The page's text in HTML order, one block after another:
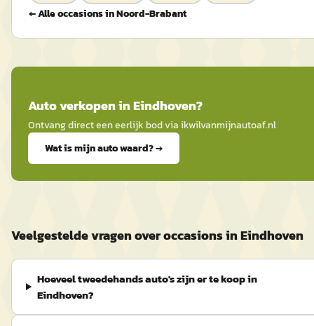
← Alle occasions inNoord-Brabant
Autoverkopen inEindhoven?
Ontvang direct een eerlijk bod viaikwilvanmijnautoaf.nl
Wat is mijn auto waard? →
Veelgestelde vragen over occasions in Eindhoven
Hoeveel tweedehands auto's zijn er te koop in
Eindhoven?